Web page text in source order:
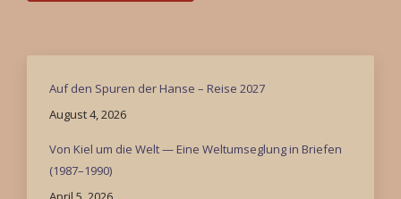
Auf den Spuren der Hanse – Reise 2027
August 4, 2026
Von Kiel um die Welt — Eine Weltumseglung in Briefen
(1987–1990)